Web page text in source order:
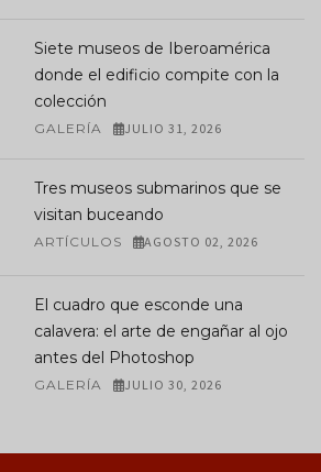
Siete museos de Iberoamérica
donde el edificio compite con la
colección
GALERÍA JULIO 31, 2026
Tres museos submarinos que se
visitan buceando
ARTÍCULOS AGOSTO 02, 2026
El cuadro que esconde una
calavera: el arte de engañar al ojo
antes del Photoshop
GALERÍA JULIO 30, 2026